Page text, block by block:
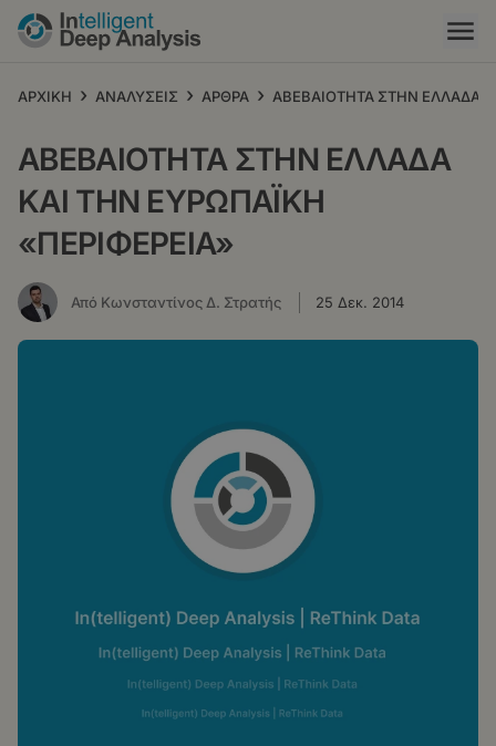
Παράκαμψη
προς
κυρίως
ΑΡΧΙΚΗ › ΑΝΑΛΥΣΕΙΣ › ΑΡΘΡΑ › ΑΒΕΒΑΙΟΤΗΤΑ ΣΤΗΝ ΕΛΛΑΔΑ
ΑΒΕΒΑΙΟΤΗΤΑ ΣΤΗΝ ΕΛΛΑΔΑ
ΚΑΙ ΤΗΝ ΕΥΡΩΠΑΪΚΗ
«ΠΕΡΙΦΕΡΕΙΑ»
Από Κωνσταντίνος Δ. Στρατής 25 Δεκ. 2014